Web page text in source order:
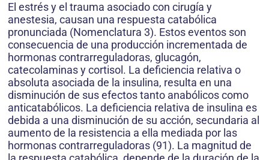
El estrés y el trauma asociado con cirugía y
anestesia, causan una respuesta catabólica
pronunciada (Nomenclatura 3). Estos eventos son
consecuencia de una producción incrementada de
hormonas contrarreguladoras, glucagón,
catecolaminas y cortisol. La deficiencia relativa o
absoluta asociada de la insulina, resulta en una
disminución de sus efectos tanto anabólicos como
anticatabólicos. La deficiencia relativa de insulina es
debida a una disminución de su acción, secundaria al
aumento de la resistencia a ella mediada por las
hormonas contrarreguladoras (91). La magnitud de